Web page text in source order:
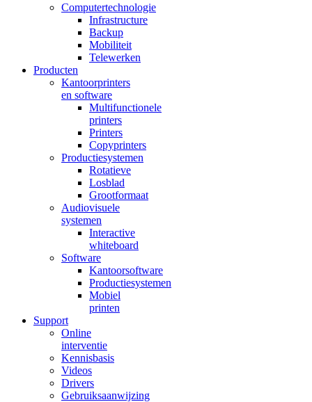
Computertechnologie
Infrastructure
Backup
Mobiliteit
Telewerken
Producten
Kantoorprinters
en software
Multifunctionele
printers
Printers
Copyprinters
Productiesystemen
Rotatieve
Losblad
Grootformaat
Audiovisuele
systemen
Interactive
whiteboard
Software
Kantoorsoftware
Productiesystemen
Mobiel
printen
Support
Online
interventie
Kennisbasis
Videos
Drivers
Gebruiksaanwijzing